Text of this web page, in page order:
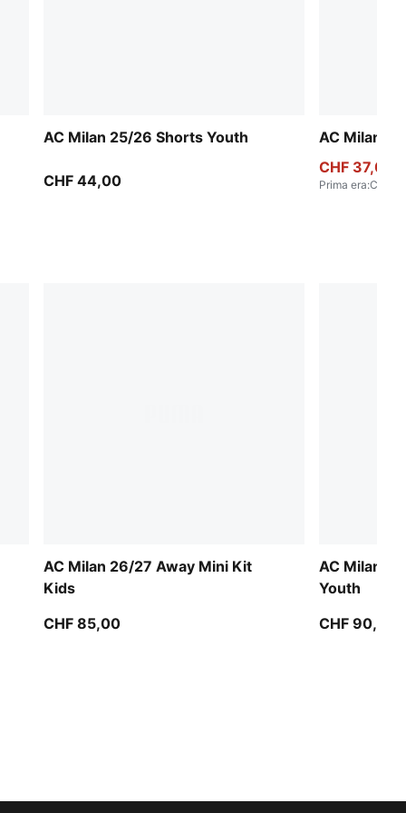
AC Milan 25/26 Shorts Youth
CHF 44,00
AC Milan
CHF 37,00
Prima era:CHF
AC Milan 26/27 Away Mini Kit
Kids
CHF 85,00
AC Milan
Youth
CHF 90,00